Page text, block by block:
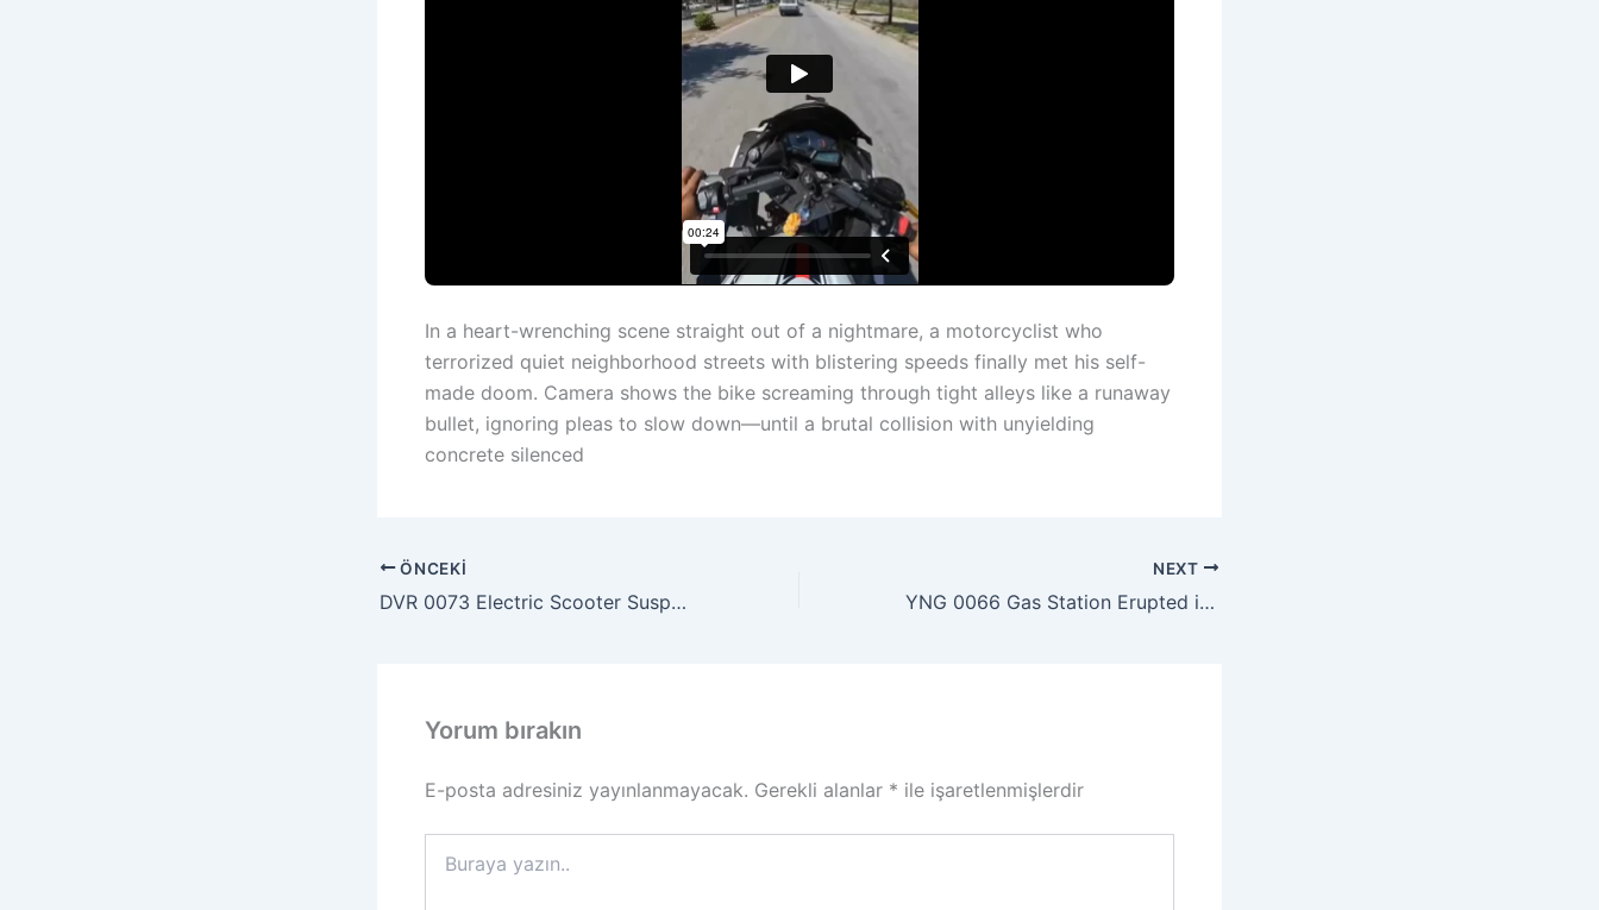
In a heart-wrenching scene straight out of a nightmare, a motorcyclist who
terrorized quiet neighborhood streets with blistering speeds finally met his self-
made doom. Camera shows the bike screaming through tight alleys like a runaway
bullet, ignoring pleas to slow down—until a brutal collision with unyielding
concrete silenced
ÖNCEKI
DVR 0073 Electric Scooter Suspect Flees Police
NEXT
YNG 0066 Gas Station Erupted in Flames
Yorum bırakın
E-posta adresiniz yayınlanmayacak. Gerekli alanlar * ile işaretlenmişlerdir
yazın..